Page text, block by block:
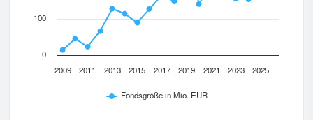
Fondsgröße in Mio. EUR
2009 2011 2013 2015 2017 2019 2021 2023 2025
0
100